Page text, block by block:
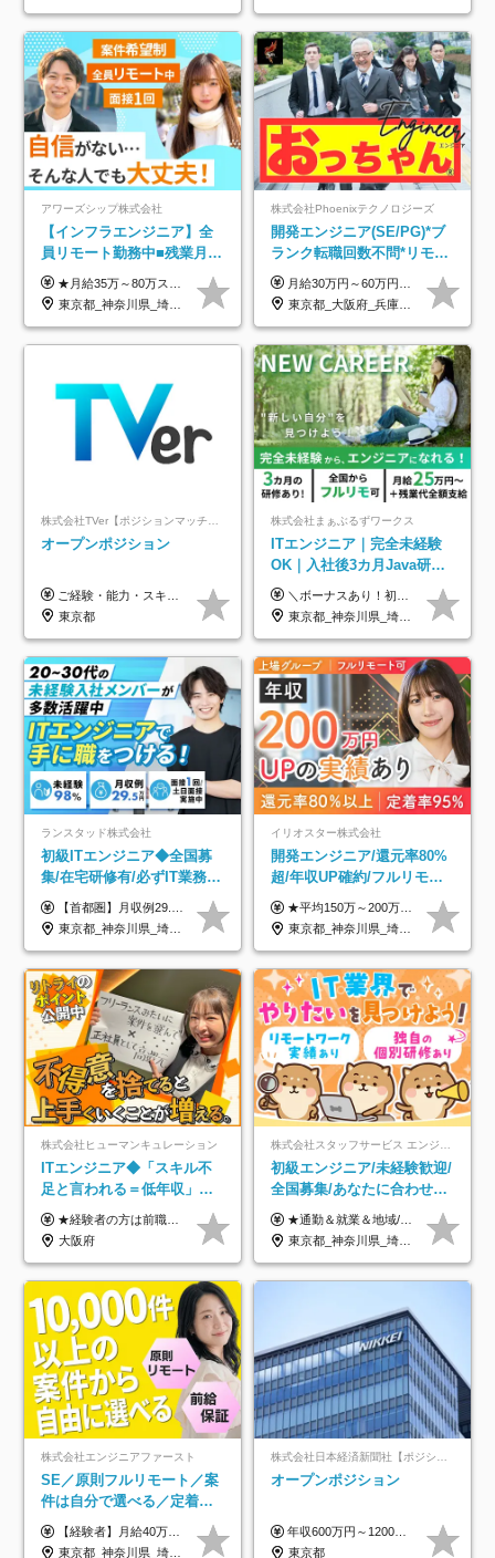
アワーズシップ株式会社
【インフラエンジニア】全
員リモート勤務中■残業月
3h■最大3ヶ月の連休あり■
年休126日■20～30代活躍
中！
★月給35万～80万スタートも可 【未経験の方】 ■月給26万～80万＋賞与年2回（年2ヶ月分） 【何かしらのインフラエンジニア経験をお持ちの方】 ■月給35万～80万＋賞与年2回（年2ヶ月分） ※スキル・経験などを考慮し決定します ※試用期間6ヶ月あり。期間中は契約社員となります。その他の待遇に差異はありません（試用期間終了後、昇給の可能性あり） ※上記金額には固定残業代（月30時間分／4万9600円～15万2600円）を含みます。超過分は別途支給いたします。 ＼頑張りはインセンティブで還元！／ クライアントに貢献度を評価され、当社のエンジニアが追加で案件に参画することになるなど、会社にとって利益になる行動はしっかり評価します。 会社の成長に貢献できていることを実感でき、「もっと頑張ろう」と思える体制づくりを整えています！
東京都_神奈川県_埼玉県_千葉県_大阪府
株式会社Phoenixテクノロジーズ
開発エンジニア(SE/PG)*ブ
ランク転職回数不問*リモー
ト案件多数*残業ほぼ0*通院
のための半休制度あり
月給30万円～60万円+住宅手当+職能手当+役職手当+決算賞与+報奨金 ※経験・能力を考慮し、優遇します ※給与には20時間分のみなし時間外手当(3万7000円以上)を含みます(超過時間分は別途追加支給) ※試用期間3～6ヵ月あり(その間の給与、待遇に差異なし) ※場合によって契約社員での採用の可能性あり(面接時に応相談)
東京都_大阪府_兵庫県_京都府_福岡県
オープンポジション
ご経験・能力・スキル等により、当社基準にて優遇・相談のうえ決定いたします。
東京都
株式会社まぁぶるずワークス
ITエンジニア｜完全未経験
OK｜入社後3カ月Java研修
｜リモート率8割以上｜充実
のキャリア支援｜残業月10h
＼ボーナスあり！初年度から年収300万円以上／ ■月給25万円～35万円＋残業代全額支給＋各種手当＋賞与年1回 ◎経験・年齢・スキルなどを考慮し、できるだけ優遇します ◎試用期間中(3カ月)は契約社員で、月給21万円＋諸手当になります。 (試用期間中は残業が発生しません。その他の待遇に変更はありません) ----------------- ＼3つの評価軸！実力次第で早期収入アップ！／ 【1】スキル(IT理解、実装力、設計) 【2】実務力(現場評価、コミュ力、品質) 【3】姿勢(自走力、意欲、責任感) この3つの評価軸で、3カ月ごとに評価。社内グレードにより、給与が決まる明確な仕組みです。何ができれば給与が上がるのか分かりやすく、実力や努力次第で早期に収入を増やせます！ 【固定残業代について】 なし（残業代は、実際の労働時間に応じて別途全額支給）
東京都_神奈川県_埼玉県_千葉県_大阪府_愛知県_北海道_青森県_岩手県_宮城県_秋田県_山形県_福島県_茨城県_栃木県_群馬県_新潟県_山梨県_長野県_富山県_石川県_福井県_静岡県_岐阜県_三重県_兵庫県_京都府_滋賀県_奈良県_和歌山県_広島県_岡山県_鳥取県_島根県_山口県_徳島県_香川県_愛媛県_高知県_福岡県_熊本県_佐賀県_長崎県_大分県_宮崎県_鹿児島県_沖縄県
ランスタッド株式会社
初級ITエンジニア◆全国募
集/在宅研修有/必ずIT業務配
属/月収例29.5万円/Web面接
1回/SE
【首都圏】月収例29.5万円（月給26万円＋諸手当） 【東海・関西】月収例28.5万円（月給25万円＋諸手当） 【九州】月収例26万円（月給23万円＋諸手当） ※経験・スキル・前職給与を踏まえ、総合的に判断して決定します。 例：首都圏 月収例31万円（月給27万円＋諸手当） ◆各種手当 ・通勤手当（上限4万円まで） ・残業代手当（1分単位で全額支給） ※固定残業代制は採用しておりません ・深夜勤務手当 ・資格取得支援（ランクに応じてお祝い金1万円～10万円を支給） ◆昇給：年1回 ◆補足 ・研修中1ヶ月間は、時給1670円となります。 ・試用期間6ヶ月あり。その間の待遇に変更はありません。 ※詳細は面接時にご案内します。
東京都_神奈川県_埼玉県_千葉県_大阪府_愛知県_兵庫県_京都府_福岡県
イリオスター株式会社
開発エンジニア/還元率80%
超/年収UP確約/フルリモ
OK/年休130日/平均残業7h/
約2万件の案件から選択
★平均150万～200万円年収UPを実現！ ★前職給与を100％保証！ ★案件内容の開示・明確な評価体制あり ⇒クライアント評価で即昇給を実現したケースも◎ ★年12回（毎月昇給チャンスあり） ■月給35万円～103万円 ※経験・能力・前職給与を考慮し、決定 ※上記給与には月30時間分(6万6500円以上)の固定残業代が含まれます。超過分は手当として別途支給します ※試用期間3ヶ月あり(期間中の給与・待遇面に差異はありません) ▼収入アップの実例をご紹介 ───────────── ★働き方改革をした30代男性（PG） 子どもが生まれたばかりなのに、忙しい現場で残業も月50～60時間が当たり前。 ⇒残業ほぼゼロ＆週3リモートの働き方に！しかも給与もアップ！ ★収入アップした30代男性（PM） 子供が3人いて家計も苦しく、残業代で稼ぐ日々… ⇒残業をたくさんしていた年収額より、100万円以上アップしました！
東京都_神奈川県_埼玉県_千葉県_大阪府_愛知県_北海道_青森県_岩手県_宮城県_秋田県_山形県_福島県_茨城県_栃木県_群馬県_新潟県_山梨県_長野県_富山県_石川県_福井県_静岡県_岐阜県_三重県_兵庫県_京都府_滋賀県_奈良県_和歌山県_広島県_岡山県_鳥取県_島根県_山口県_徳島県_香川県_愛媛県_高知県_福岡県_熊本県_佐賀県_長崎県_大分県_宮崎県_鹿児島県_沖縄県
株式会社ヒューマンキュレーション
ITエンジニア◆「スキル不
足と言われる＝低年収」で
はない！｜ 不安を克服し、
年収アップした社員の実例
★経験者の方は前職の年収以上を保証します ★案件単価を開示した上で80％以上を還元します 月給25万円以上＋賞与年2回 ※経験や能力を考慮の上で優遇します ※試用期間が3ヶ月(その間の給与・待遇・雇用形態に変更はありません) ※月給には月20時間分のみなし残業手当(5万円)を含みます(超過分は別途支給) ★残業平均は月10時間以下ですので、毎月10時間分程度はお得です！
大阪府
株式会社スタッフサービス エンジニアリング事業本部
初級エンジニア/未経験歓迎/
全国募集/あなたに合わせた
オリジナル研修をご用
意/AI・IoT/残業平均8時間
★通勤＆就業＆地域/住宅＆役職手当あり ★残業代は全額支給 ★選べる給与制度あり！ ■東京・神奈川・千葉・埼玉勤務の場合 月給24.5万円～55万円＋諸手当 （残業代は全額支給） (20,000円の地域/住宅手当込み) ■愛知・京都・大阪・兵庫勤務の場合 月給24万円以上＋諸手当 （残業代は全額支給） (15,000円の地域/住宅手当込み) ■茨城・栃木・群馬・静岡・三重・滋賀・広島・福岡勤務の場合 月給23.5万円以上＋諸手当 （残業代は全額支給） (10,000円の地域/住宅手当込み) ■北海道・宮城・山梨・長野・岐阜・奈良・和歌山・岡山勤務の場合 月給23万円以上＋諸手当 （残業代は全額支給） (5,000円の地域/住宅手当込み) ■その他のエリア勤務の場合 月給22.5万円以上＋諸手当 （残業代は全額支給） ※経験や能力を考慮し、当社規定により優遇します 【昇給：年一回実施】 【選べる給与制度】 ★収入を重視する方に… 「変動型人事制度」の選択も可能（派遣先からの評価に応じて収入アップ！） ※年2回のタイミングで希望者と面談の上決定します。
東京都_神奈川県_埼玉県_千葉県_大阪府_愛知県_北海道_岩手県_宮城県_山形県_福島県_茨城県_栃木県_群馬県_山梨県_長野県_富山県_石川県_静岡県_岐阜県_三重県_兵庫県_京都府_滋賀県_奈良県_広島県_岡山県_山口県_愛媛県_福岡県_熊本県_長崎県
株式会社エンジニアファースト
SE／原則フルリモート／案
件は自分で選べる／定着率
93%／20～30代活躍中！
【経験者】月給40万円～120万円(固定残業代含む)+各種手当 ★前職給与の総収入額を100％保証｜還元率84％〜100％ ★20代の平均年収570万円 ※月給には、みなし残業手当(月30時間／5万8000円以上)を含みます 超過分は別途追加支給 ※固定残業代は、時間外労働の有無に関わらず30時間分を、月5万8000円~15万7000円支給 ※上記を超える時間外労働分は追加で支給 【未経験者】月給21万円以上＋各種手当 固定残業なし(残業代発生分全額支給) ※6ヶ月の試用期間あり（※条件に変動なし） ▼単価連動性×還元率は84％～100％で収入の大幅UPが可能！ ・案件単価が月50万円の場合：年収417万円 ・案件単価が月70万円の場合：年収584万円 ・案件単価が月100万円の場合：年収834万円 ＜モデル年収＞ ▼400万円～500万円(入社初年度) ▼542万円～626万円(入社2年) ▼667万円～700万円(入社3年） ▼709万円～801万円(入社5年）
東京都_神奈川県_埼玉県_千葉県_大阪府_愛知県_北海道_青森県_岩手県_宮城県_秋田県_山形県_福島県_茨城県_栃木県_群馬県_新潟県_山梨県_長野県_富山県_石川県_福井県_静岡県_岐阜県_三重県_兵庫県_京都府_滋賀県_奈良県_和歌山県_広島県_岡山県_鳥取県_島根県_山口県_徳島県_香川県_愛媛県_高知県_福岡県_熊本県_佐賀県_長崎県_大分県_宮崎県_鹿児島県_沖縄県
株式会社日本経済新聞社【ポジションマッチ登録】
オープンポジション
年収600万円～1200万円 ※上記年収は、想定年収です。住居費補助、子手当などの各種手当を含む金額です。 ※経験・能力等を考慮の上、当社規定により決定します。
東京都